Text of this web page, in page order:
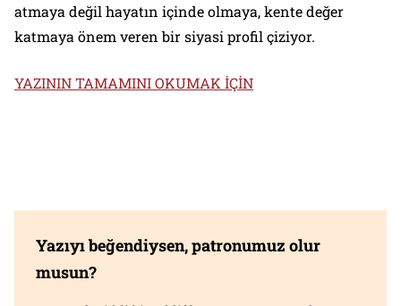
atmaya değil hayatın içinde olmaya, kente değer
katmaya önem veren bir siyasi profil çiziyor.
YAZININ TAMAMINI OKUMAK İÇİN
Yazıyı beğendiysen, patronumuz olur
musun?